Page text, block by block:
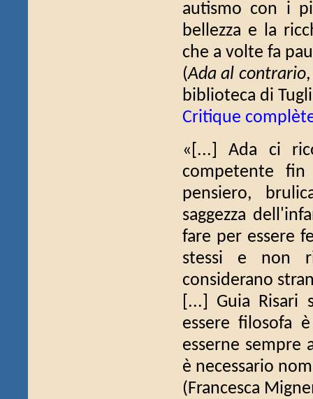
autismo con i
bellezza e la
che a volte fa
(Ada al contrario
biblioteca di
Critique
«[...] Ada ci
competente
pensiero,
saggezza
fare per essere
stessi e non
considerano
[...] Guia Risari
essere filosofa
esserne sempre
è necessario
(Francesca